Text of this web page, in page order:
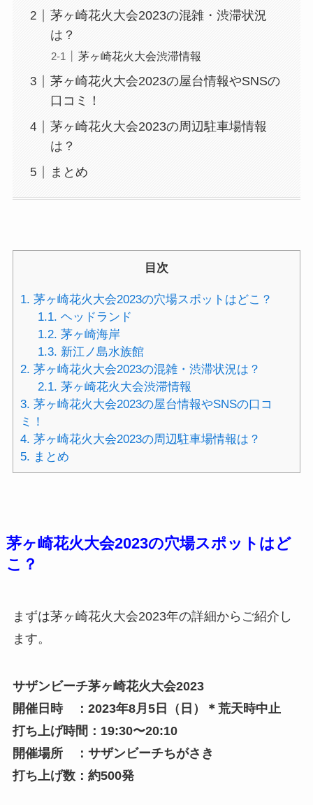
茅ヶ崎花火大会2023の混雑・渋滞状況
は？
茅ヶ崎花火大会渋滞情報
茅ヶ崎花火大会2023の屋台情報やSNSの
口コミ！
茅ヶ崎花火大会2023の周辺駐車場情報
は？
まとめ
目次
1. 茅ヶ崎花火大会2023の穴場スポットはどこ？
1.1. ヘッドランド
1.2. 茅ヶ崎海岸
1.3. 新江ノ島水族館
2. 茅ヶ崎花火大会2023の混雑・渋滞状況は？
2.1. 茅ヶ崎花火大会渋滞情報
3. 茅ヶ崎花火大会2023の屋台情報やSNSの口コ
ミ！
4. 茅ヶ崎花火大会2023の周辺駐車場情報は？
5. まとめ
茅ヶ崎花火大会2023の穴場スポットはど
こ？
まずは茅ヶ崎花火大会2023年の詳細からご紹介し
ます。
サザンビーチ茅ヶ崎花火大会2023
開催日時 ：2023年8月5日（日）
＊荒天時中止
打ち上げ時間：19:30〜20:10
開催場所 ：サザンビーチちがさき
打ち上げ数：約500発